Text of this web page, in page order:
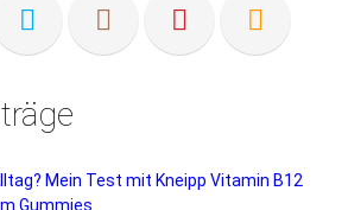
Mein Test mit Kneipp Vitamin B12
Gummies